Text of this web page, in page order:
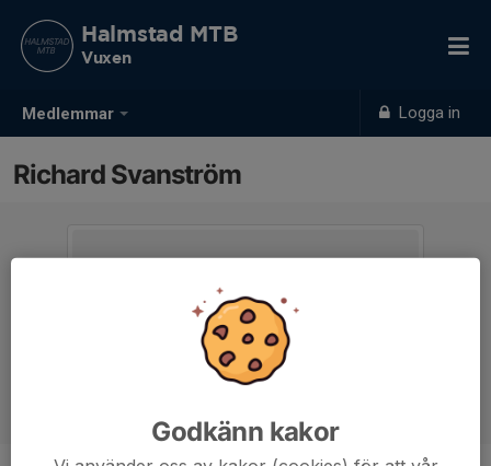
Medlemmar Logga in
Halmstad MTB
Vuxen
Richard Svanström
Godkänn kakor